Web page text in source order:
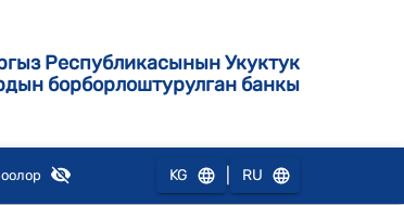
Республикасынын Укуктук
борборлоштурулган банкы
KG RU